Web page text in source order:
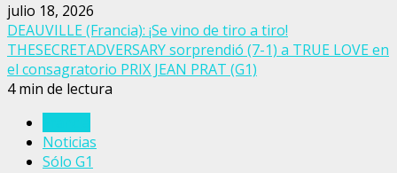
julio 18, 2026
DEAUVILLE (Francia): ¡Se vino de tiro a tiro!
THESECRETADVERSARY sorprendió (7-1) a TRUE LOVE en
el consagratorio PRIX JEAN PRAT (G1)
4 min de lectura
Noticias
Sólo G1